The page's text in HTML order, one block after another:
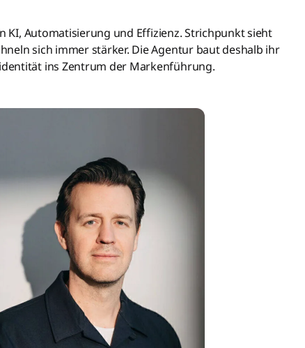
KI, Automatisierung und Effizienz. Strichpunkt sieht
sich immer stärker. Die Agentur baut deshalb ihr
ins Zentrum der Markenführung.